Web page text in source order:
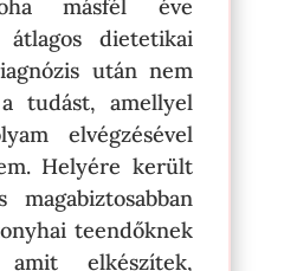
másfél éve
átlagos dietetikai
után nem
tudást, amellyel
elvégzésével
Helyére került
teendőknek
elkészítek,